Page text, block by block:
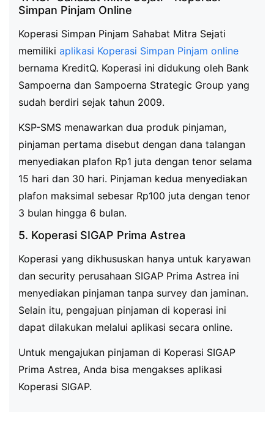
Simpan Pinjam Online
Koperasi Simpan Pinjam Sahabat Mitra Sejati
memiliki aplikasi Koperasi Simpan Pinjam online
bernama KreditQ. Koperasi ini didukung oleh Bank
Sampoerna dan Sampoerna Strategic Group yang
sudah berdiri sejak tahun 2009.
KSP-SMS menawarkan dua produk pinjaman,
pinjaman pertama disebut dengan dana talangan
menyediakan plafon Rp1 juta dengan tenor selama
15 hari dan 30 hari. Pinjaman kedua menyediakan
plafon maksimal sebesar Rp100 juta dengan tenor
3 bulan hingga 6 bulan.
5. Koperasi SIGAP Prima Astrea
Koperasi yang dikhususkan hanya untuk karyawan
dan security perusahaan SIGAP Prima Astrea ini
menyediakan pinjaman tanpa survey dan jaminan.
Selain itu, pengajuan pinjaman di koperasi ini
dapat dilakukan melalui aplikasi secara online.
Untuk mengajukan pinjaman di Koperasi SIGAP
Prima Astrea, Anda bisa mengakses aplikasi
Koperasi SIGAP.